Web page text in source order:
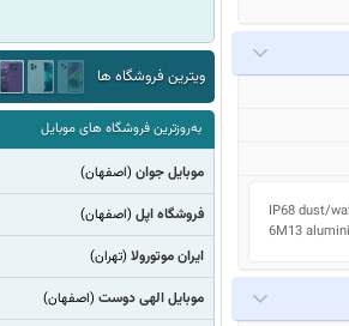
IP68 dust/
6M13
ویترین فروشگاه ها
به‌روزترین فروشگاه های موبایل
موبایل جوان (اصفهان)
فروشگاه اپل (اصفهان)
ایران موتورولا (تهران)
موبایل الهی دوست (اصفهان)